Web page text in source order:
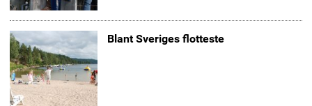
Blant Sveriges flotteste